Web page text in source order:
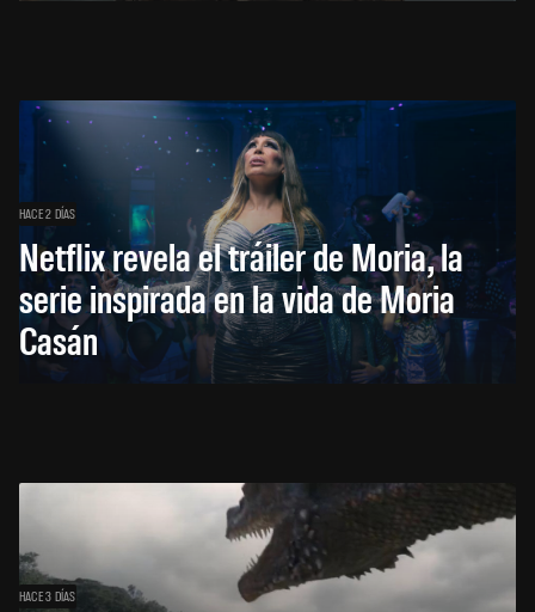
HACE 2 DÍAS
Netflix revela el tráiler de Moria, la
serie inspirada en la vida de Moria
Casán
HACE 3 DÍAS